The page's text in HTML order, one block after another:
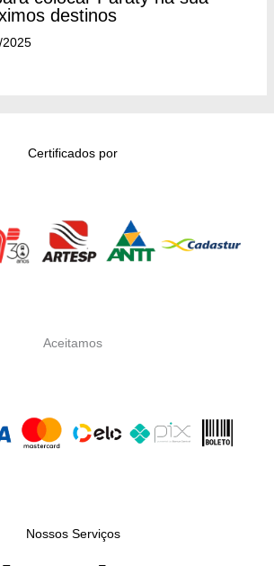
destinos
2025
Certificados por
Aceitamos
Nossos Serviços